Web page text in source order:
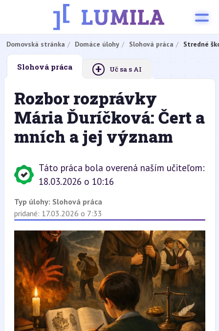
Domovská stránka Domáce úlohy Slohová práca Stredné
Slohová práca + Uč sa s AI
Rozbor rozprávky
Mária Ďuríčková: Čert a
mních a jej význam
Táto práca bola overená naším učiteľom:
18.03.2026 o 10:16
Typ úlohy: Slohová práca
pridané: 17.03.2026 o 7:33